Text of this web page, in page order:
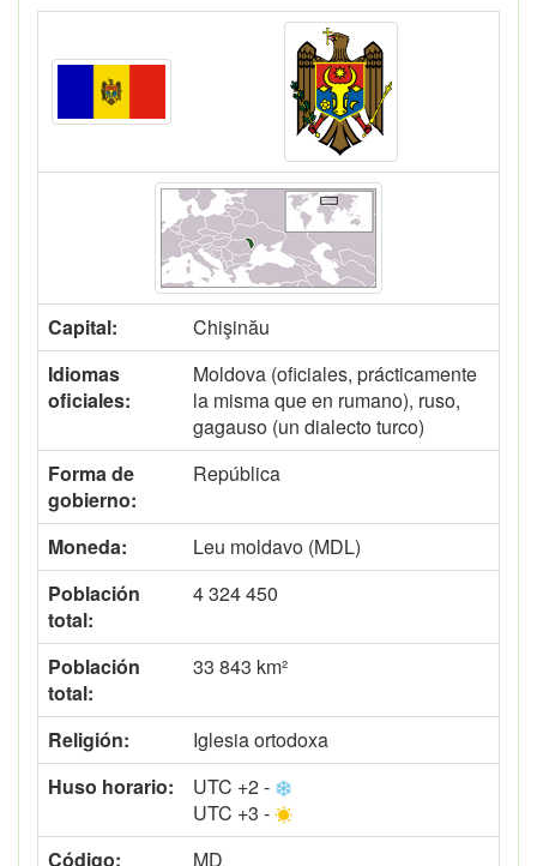
Capital:
Chişinău
Idiomas
oficiales:
Moldova (oficiales, prácticamente
la misma que en rumano), ruso,
gagauso (un dialecto turco)
Forma de
gobierno:
República
Moneda:
Leu moldavo (MDL)
Población
total:
4 324 450
Población
total:
33 843 km²
Religión:
Iglesia ortodoxa
Huso horario:
UTC +2 -
UTC +3 -
Código:
MD